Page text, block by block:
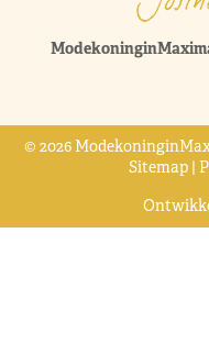
© 2026
Sitemap |